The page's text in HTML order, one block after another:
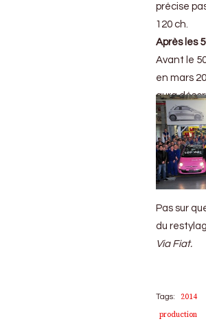
précise
120 ch.
Après les
Avant le
en mars
aura
Pas sur
du
Via Fiat.
Tags: 2014
production